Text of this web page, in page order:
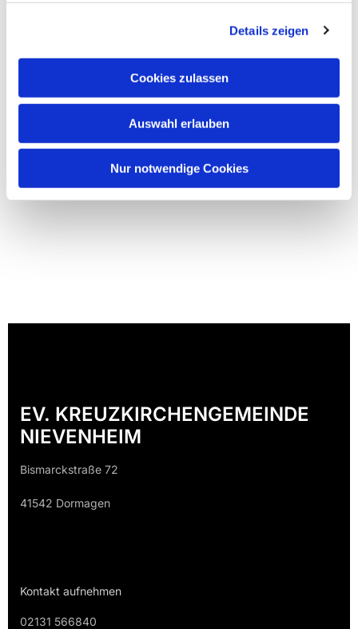
Details zeigen
Cookies zulassen
Auswahl erlauben
Nur notwendige Cookies
EV. KREUZKIRCHENGEMEINDE
NIEVENHEIM
Bismarckstraße 72
41542 Dormagen
Kontakt aufnehmen
02131 566840